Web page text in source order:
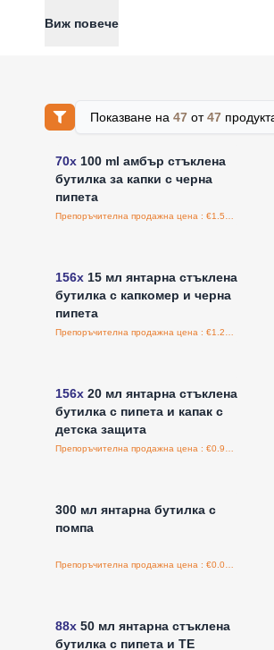
Виж повече
Показване на 47от47
Влезте за цени на едро
70x 100 ml амбър стъклена
бутилка за капки с черна
пипета
156x 15 мл янтарна стъклена
бутилка с капкомер и черна
пипета
156x 20 мл янтарна стъклена
бутилка с пипета и капак с
детска защита
300 мл янтарна бутилка с
помпа
88x 50 мл янтарна стъклена
бутилка с пипета и TE